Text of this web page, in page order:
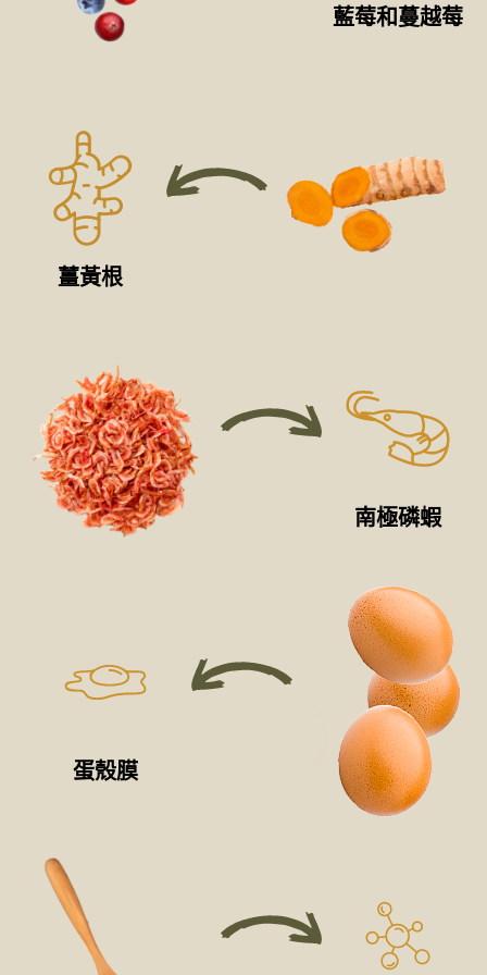
藍莓和蔓越莓
薑黃根
南極磷蝦
蛋殼膜